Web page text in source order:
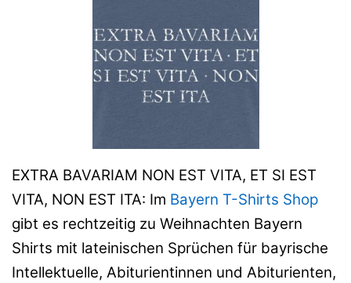
EXTRA BAVARIAM NON EST VITA, ET SI EST
VITA, NON EST ITA: Im Bayern T-Shirts Shop
gibt es rechtzeitig zu Weihnachten Bayern
Shirts mit lateinischen Sprüchen für bayrische
Intellektuelle, Abiturientinnen und Abiturienten,